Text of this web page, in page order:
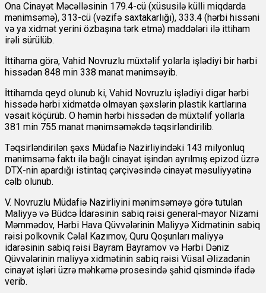
Ona Cinayət Məcəlləsinin 179.4-cü (xüsusilə külli miqdarda
mənimsəmə), 313-cü (vəzifə saxtakarlığı), 333.4 (hərbi hissəni
və ya xidmət yerini özbaşına tərk etmə) maddələri ilə ittiham
irəli sürülüb.
İttihama görə, Vahid Novruzlu müxtəlif yolarla işlədiyi bir hərbi
hissədən 848 min 338 manat mənimsəyib.
İttihamda qeyd olunub ki, Vahid Novruzlu işlədiyi digər hərbi
hissədə hərbi xidmətdə olmayan şəxslərin plastik kartlarına
vəsait köçürüb. O həmin hərbi hissədən də müxtəlif yollarla
381 min 755 manat mənimsəməkdə təqsirləndirilib.
Təqsirləndirilən şəxs Müdafiə Nazirliyindəki 143 milyonluq
mənimsəmə faktı ilə bağlı cinayət işindən ayrılmış epizod üzrə
DTX-nin apardığı istintaq çərçivəsində cinayət məsuliyyətinə
cəlb olunub.
V. Novruzlu Müdafiə Nazirliyini mənimsəməyə görə tutulan
Maliyyə və Büdcə İdarəsinin sabiq rəisi general-mayor Nizami
Məmmədov, Hərbi Hava Qüvvələrinin Maliyyə Xidmətinin sabiq
rəisi polkovnik Cəlal Kazımov, Quru Qoşunları maliyyə
idarəsinin sabiq rəisi Bayram Bayramov və Hərbi Dəniz
Qüvvələrinin maliyyə xidmətinin sabiq rəisi Vüsal Əlizadənin
cinayət işləri üzrə məhkəmə prosesində şahid qismində ifadə
verib.